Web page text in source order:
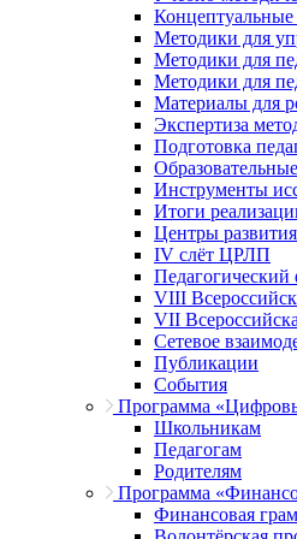
Методики для
Методики для
Методики для
Материалы для
Экспертиза
Подготовка
Инструменты
Итоги
Центры
IV слёт ЦРЛП
Педагогический
VIII
VII
Сетевое
Публикации
События
Программа
Школьникам
Педагогам
Родителям
Программа
Финансовая